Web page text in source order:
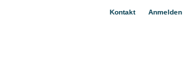
Kontakt| Anmelden